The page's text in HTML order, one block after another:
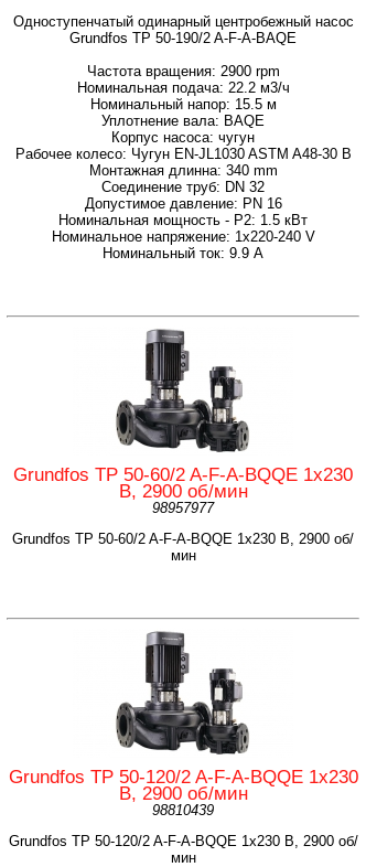
Одноступенчатый одинарный центробежный насос
Grundfos TP 50-190/2 A-F-A-BAQE
Частота вращения: 2900 rpm
Номинальная подача: 22.2 м3/ч
Номинальный напор: 15.5 м
Уплотнение вала: BAQE
Корпус насоса: чугун
Рабочее колесо: Чугун EN-JL1030 ASTM A48-30 B
Монтажная длинна: 340 mm
Соединение труб: DN 32
Допустимое давление: PN 16
Номинальная мощность - P2: 1.5 кВт
Номинальное напряжение: 1x220-240 V
Номинальный ток: 9.9 A
Grundfos TP 50-60/2 A-F-A-BQQE 1x230
В, 2900 об/мин
98957977
Grundfos TP 50-60/2 A-F-A-BQQE 1x230 В, 2900 об/
мин
Grundfos TP 50-120/2 A-F-A-BQQE 1x230
В, 2900 об/мин
98810439
Grundfos TP 50-120/2 A-F-A-BQQE 1x230 В, 2900 об/
мин